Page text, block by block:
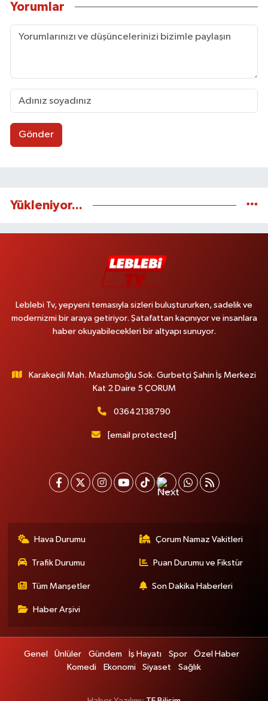
Yorumlar
Gönder
Yükleniyor...
Leblebi Tv, yepyeni temasıyla sizleri buluştururken, sadelik ve
modernizmi bir araya getiriyor. Şatafattan kaçınıyor ve insanlara
haber okuyabilecekleri bir altyapı sunuyor.
Karakeçili Mah. Mazlumoğlu Sok. Gurbetçi Şahin İş Merkezi
Kat 2 Daire 5 ÇORUM
03642138790
[email protected]
Hava Durumu Çorum Namaz Vakitleri
Trafik Durumu Puan Durumu ve Fikstür
Tüm Manşetler Son Dakika Haberleri
Haber Arşivi
Genel Ünlüler Gündem İş Hayatı Spor
Özel Haber
Komedi
Ekonomi Siyaset Sağlık